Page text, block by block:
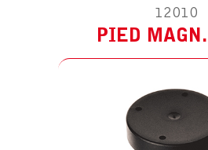
12010
PIED